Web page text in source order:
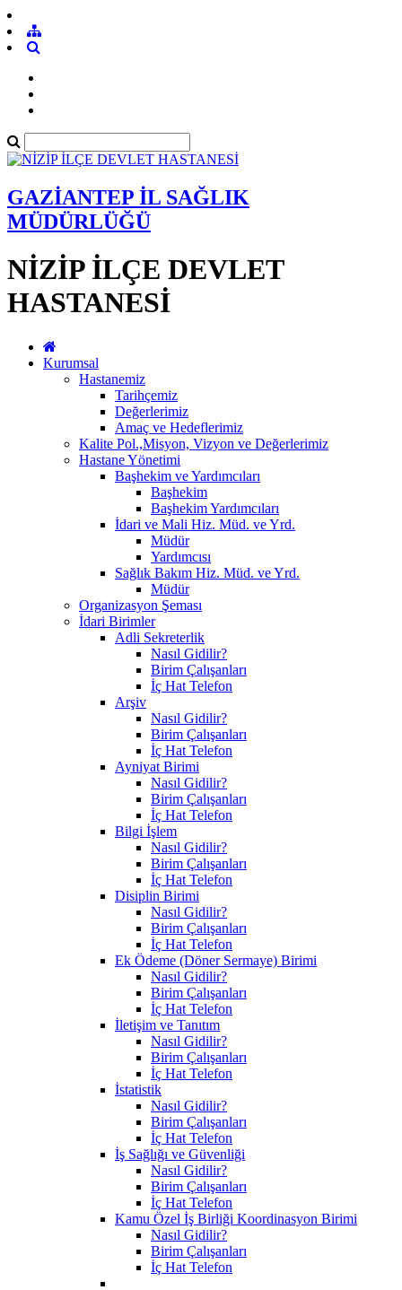
GAZİANTEP İL SAĞLIK
MÜDÜRLÜĞÜ
NİZİP İLÇE DEVLET
HASTANESİ
Kurumsal
Hastanemiz
Tarihçemiz
Değerlerimiz
Amaç ve Hedeflerimiz
Kalite Pol.,Misyon, Vizyon ve Değerlerimiz
Hastane Yönetimi
Başhekim ve Yardımcıları
Başhekim
Başhekim Yardımcıları
İdari ve Mali Hiz. Müd. ve Yrd.
Müdür
Yardımcısı
Sağlık Bakım Hiz. Müd. ve Yrd.
Müdür
Organizasyon Şeması
İdari Birimler
Adli Sekreterlik
Nasıl Gidilir?
Birim Çalışanları
İç Hat Telefon
Arşiv
Nasıl Gidilir?
Birim Çalışanları
İç Hat Telefon
Ayniyat Birimi
Nasıl Gidilir?
Birim Çalışanları
İç Hat Telefon
Bilgi İşlem
Nasıl Gidilir?
Birim Çalışanları
İç Hat Telefon
Disiplin Birimi
Nasıl Gidilir?
Birim Çalışanları
İç Hat Telefon
Ek Ödeme (Döner Sermaye) Birimi
Nasıl Gidilir?
Birim Çalışanları
İç Hat Telefon
İletişim ve Tanıtım
Nasıl Gidilir?
Birim Çalışanları
İç Hat Telefon
İstatistik
Nasıl Gidilir?
Birim Çalışanları
İç Hat Telefon
İş Sağlığı ve Güvenliği
Nasıl Gidilir?
Birim Çalışanları
İç Hat Telefon
Kamu Özel İş Birliği Koordinasyon Birimi
Nasıl Gidilir?
Birim Çalışanları
İç Hat Telefon